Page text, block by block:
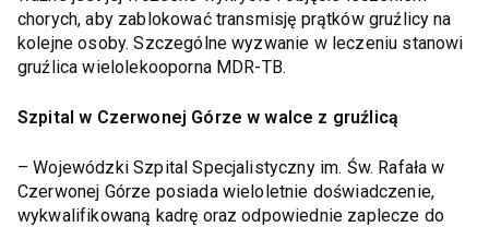
chorych, aby zablokować transmisję prątków gruźlicy na
kolejne osoby. Szczególne wyzwanie w leczeniu stanowi
gruźlica wielolekooporna MDR-TB.
Szpital w Czerwonej Górze w walce z gruźlicą
– Wojewódzki Szpital Specjalistyczny im. Św. Rafała w
Czerwonej Górze posiada wieloletnie doświadczenie,
wykwalifikowaną kadrę oraz odpowiednie zaplecze do